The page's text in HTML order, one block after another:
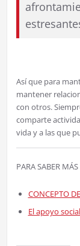
Así que para
mantener
con otros.
comparte
vida y a las que
PARA SABER MÁS
CONCEPTO
El apoyo